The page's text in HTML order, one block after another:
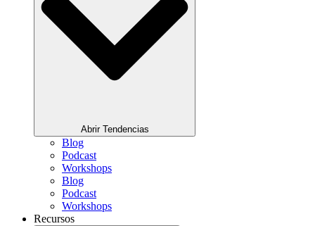
Abrir Tendencias
Blog
Podcast
Workshops
Blog
Podcast
Workshops
Recursos